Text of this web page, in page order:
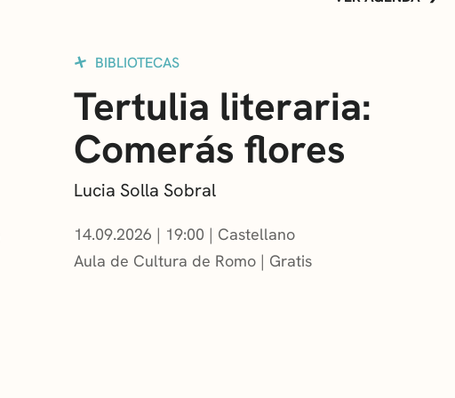
BIBLIOTECAS
Tertulia literaria:
Comerás flores
Lucia Solla Sobral
14.09.2026 | 19:00
Castellano
Aula de Cultura de Romo
Gratis